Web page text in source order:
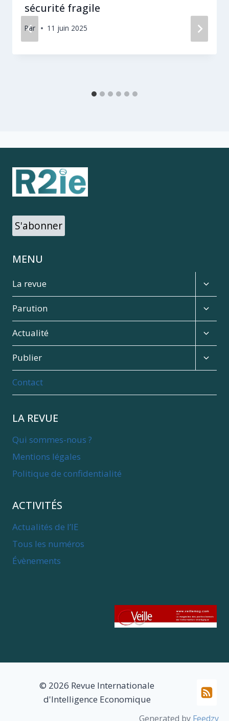
sécurité fragile
Par 11 juin 2025
S'abonner
MENU
La revue
child
menu
Parution
child
menu
Actualité
child
menu
Publier
child
Contact
LA REVUE
Qui sommes-nous ?
Mentions légales
Politique de confidentialité
ACTIVITÉS
Actualités de l’IE
Tous les numéros
Évènements
© 2026 Revue Internationale
d'Intelligence Economique
Generated by Feedzy